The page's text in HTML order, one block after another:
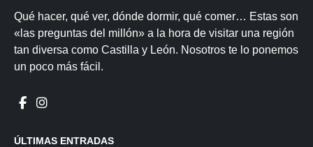
Qué hacer, qué ver, dónde dormir, qué comer… Estas son
«las preguntas del millón» a la hora de visitar una región
tan diversa como Castilla y León. Nosotros te lo ponemos
un poco más fácil.
ÚLTIMAS ENTRADAS